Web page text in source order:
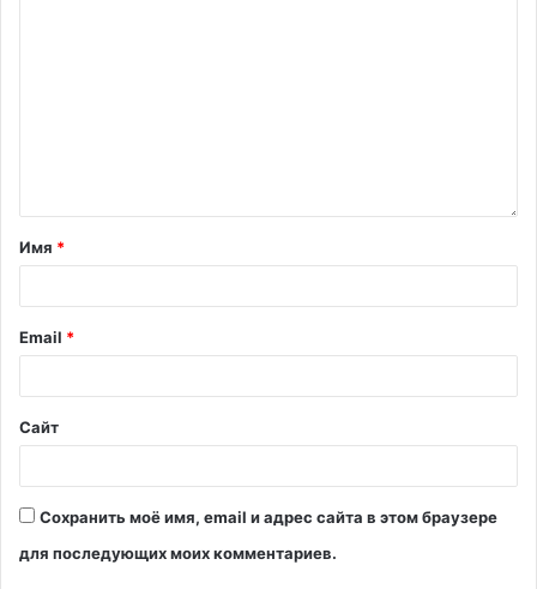
Имя *
Email *
Сайт
Сохранить моё имя, email и адрес сайта в этом браузере
для последующих моих комментариев.